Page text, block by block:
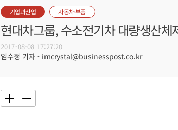
기업과산업 자동차·부품
현대차그룹, 수소전기차 대량생산체
2017-08-08 17:27:20
임수정 기자 - imcrystal@businesspost.co.kr